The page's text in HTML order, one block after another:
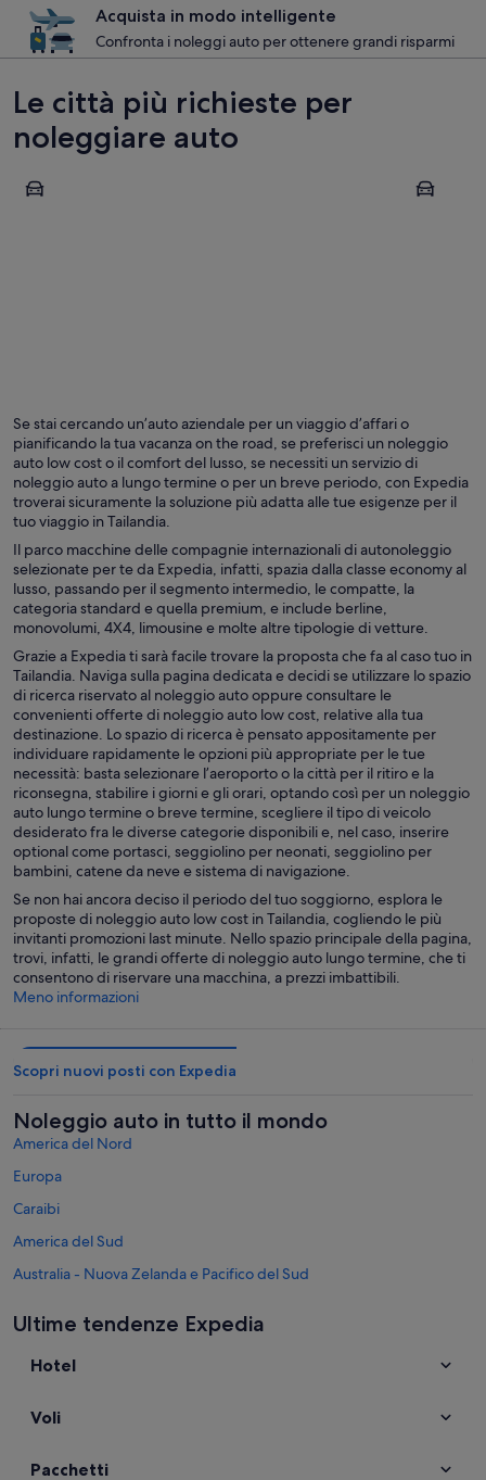
Acquista in modo intelligente
Confronta i noleggi auto per ottenere grandi risparmi
Le città più richieste per
noleggiare auto
Bangkok Patong
Se stai cercando un’auto aziendale per un viaggio d’affari o
pianificando la tua vacanza on the road, se preferisci un noleggio
auto low cost o il comfort del lusso, se necessiti un servizio di
noleggio auto a lungo termine o per un breve periodo, con Expedia
troverai sicuramente la soluzione più adatta alle tue esigenze per il
tuo viaggio in Tailandia.
Il parco macchine delle compagnie internazionali di autonoleggio
selezionate per te da Expedia, infatti, spazia dalla classe economy al
lusso, passando per il segmento intermedio, le compatte, la
categoria standard e quella premium, e include berline,
monovolumi, 4X4, limousine e molte altre tipologie di vetture.
Grazie a Expedia ti sarà facile trovare la proposta che fa al caso tuo in
Tailandia. Naviga sulla pagina dedicata e decidi se utilizzare lo spazio
di ricerca riservato al noleggio auto oppure consultare le
convenienti offerte di noleggio auto low cost, relative alla tua
destinazione. Lo spazio di ricerca è pensato appositamente per
individuare rapidamente le opzioni più appropriate per le tue
necessità: basta selezionare l’aeroporto o la città per il ritiro e la
riconsegna, stabilire i giorni e gli orari, optando così per un noleggio
auto lungo termine o breve termine, scegliere il tipo di veicolo
desiderato fra le diverse categorie disponibili e, nel caso, inserire
optional come portasci, seggiolino per neonati, seggiolino per
bambini, catene da neve e sistema di navigazione.
Se non hai ancora deciso il periodo del tuo soggiorno, esplora le
proposte di noleggio auto low cost in Tailandia, cogliendo le più
invitanti promozioni last minute. Nello spazio principale della pagina,
trovi, infatti, le grandi offerte di noleggio auto lungo termine, che ti
consentono di riservare una macchina, a prezzi imbattibili.
Meno informazioni
Scopri nuovi posti con Expedia
Noleggio auto in tutto il mondo
America del Nord
Europa
Caraibi
America del Sud
Australia - Nuova Zelanda e Pacifico del Sud
Africa
Noleggi auto a Bangkok
Ultime tendenze Expedia
Hotel
Voli
Pacchetti